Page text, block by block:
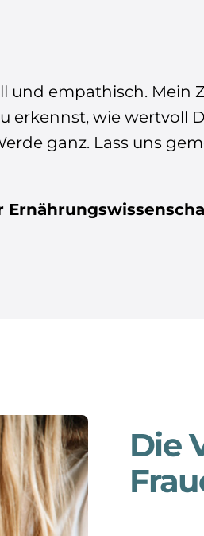
und empathisch. Mein
erkennst, wie wertvoll
ganz. Lass uns
Die